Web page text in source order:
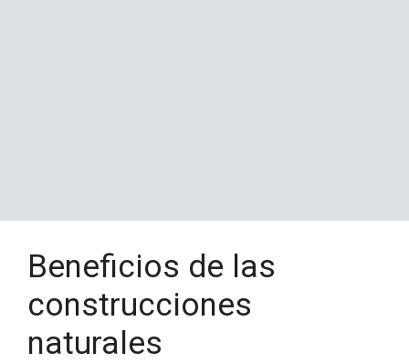
Beneficios de las
construcciones
naturales